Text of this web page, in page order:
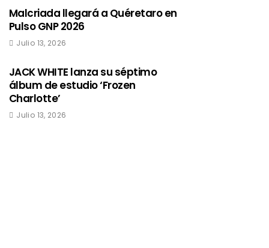
Malcriada llegará a Quéretaro en
Pulso GNP 2026
Julio 13, 2026
JACK WHITE lanza su séptimo
álbum de estudio ‘Frozen
Charlotte’
Julio 13, 2026